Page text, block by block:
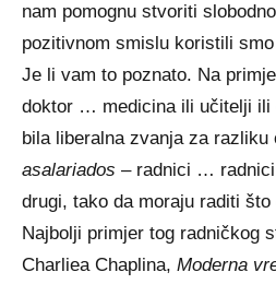
nam pomognu stvoriti
pozitivnom smislu koristili
Je li vam to poznato. Na
doktor … medicina ili učitelji ili
bila liberalna zvanja za razliku
asalariados – radnici …
drugi, tako da moraju raditi
Najbolji primjer tog radničkog
Charliea Chaplina, Moderna